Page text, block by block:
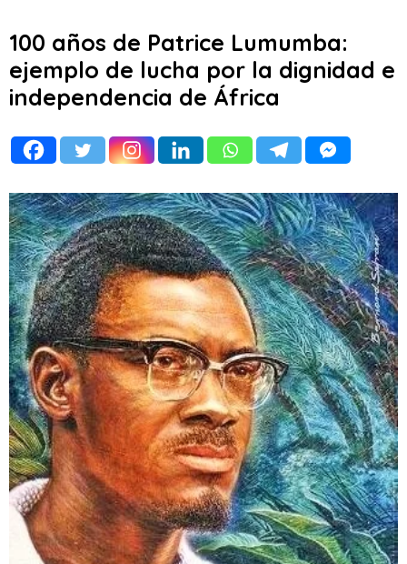
100 años de Patrice Lumumba:
ejemplo de lucha por la dignidad e
independencia de África